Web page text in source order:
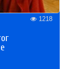
1218